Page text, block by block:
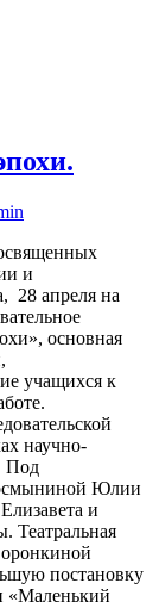
и
28 апреля на
основная
учащихся к
научно-
Под
Юлии
и
Театральная
постановку
«Маленький